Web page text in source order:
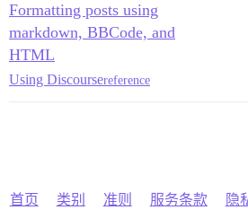
Formatting posts using
markdown, BBCode, and
HTML
Using Discoursereference
首页 类别 准则 服务条款 隐